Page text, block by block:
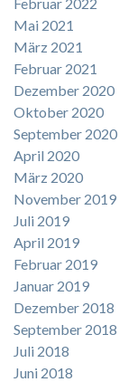
Mai 2021
März 2021
Februar 2021
Dezember 2020
Oktober 2020
September 2020
April 2020
März 2020
November 2019
Juli 2019
April 2019
Februar 2019
Januar 2019
Dezember 2018
September 2018
Juli 2018
Juni 2018